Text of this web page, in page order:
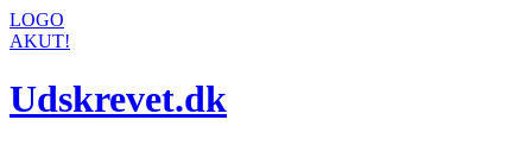
LOGO
AKUT!
Udskrevet.dk